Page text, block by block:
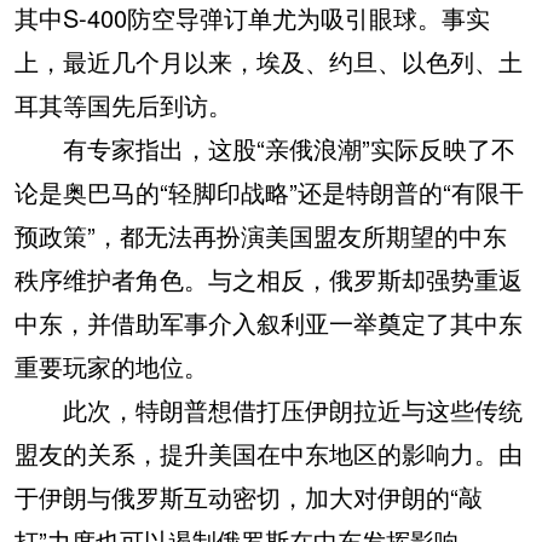
其中S-400防空导弹订单尤为吸引眼球。事实
上，最近几个月以来，埃及、约旦、以色列、土
耳其等国先后到访。
有专家指出，这股“亲俄浪潮”实际反映了不
论是奥巴马的“轻脚印战略”还是特朗普的“有限干
预政策”，都无法再扮演美国盟友所期望的中东
秩序维护者角色。与之相反，俄罗斯却强势重返
中东，并借助军事介入叙利亚一举奠定了其中东
重要玩家的地位。
此次，特朗普想借打压伊朗拉近与这些传统
盟友的关系，提升美国在中东地区的影响力。由
于伊朗与俄罗斯互动密切，加大对伊朗的“敲